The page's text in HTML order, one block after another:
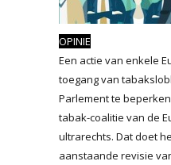
OPINIE
Een actie van enkele
toegang van
Parlement te
tabak-coalitie van de
ultrarechts. Dat doet
aanstaande revisie